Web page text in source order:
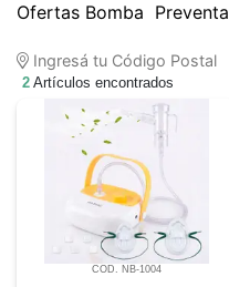
Ofertas Bomba Preventa
Ingresá tu Código Postal
2 Artículos encontrados
COD. NB-1004